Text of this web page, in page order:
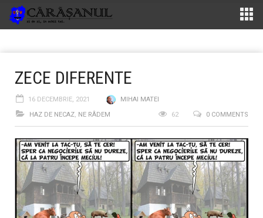
ZECE DIFERENTE
16 DECEMBRIE, 2021
MIHAI MATEI
HAZ DE NECAZ, NE RÂDEM 0 COMMENTS
62